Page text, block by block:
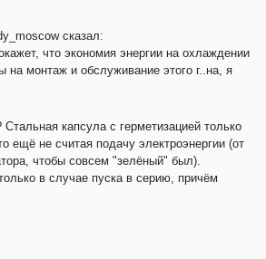
сказал:
что экономия энергии на охлаждении
на монтаж и обслуживание этого г..на, я
Стальная капсула с герметизацией только
ещё не считая подачу электроэнергии (от
чтобы совсем "зелёный" был).
в случае пуска в серию, причём